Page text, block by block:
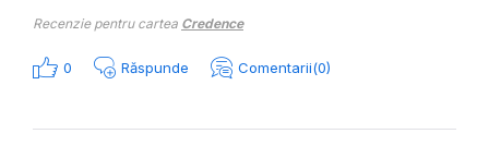
Recenzie pentru cartea Credence
0 Răspunde Comentarii(0)